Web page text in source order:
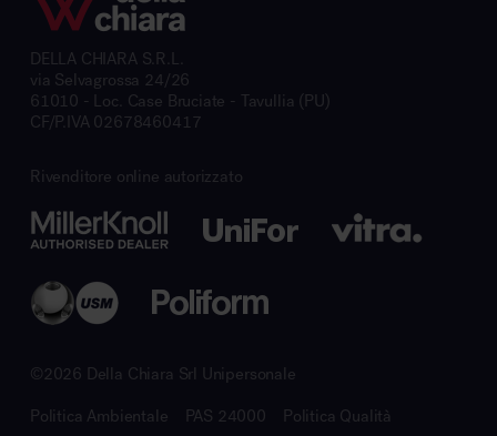
DELLA CHIARA S.R.L.
via Selvagrossa 24/26
61010 - Loc. Case Bruciate - Tavullia (PU)
CF/P.IVA 02678460417
Rivenditore online autorizzato
©2026 Della Chiara Srl Unipersonale
Politica Ambientale PAS 24000
Politica Qualità